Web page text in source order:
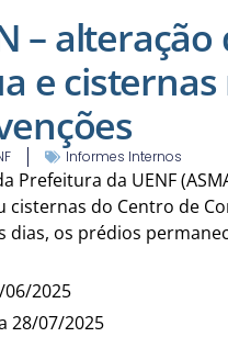
–
e
Informes Internos
Prefeitura da UENF
cisternas do Centro de
os prédios
06/2025
28/07/2025